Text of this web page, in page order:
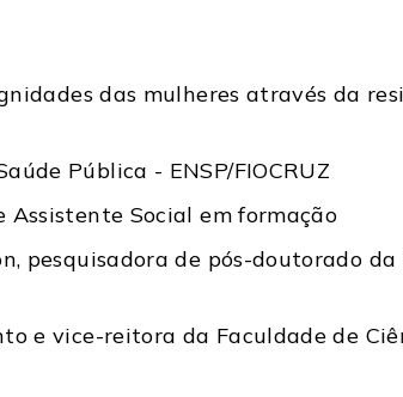
das mulheres através da
Pública - ENSP/FIOCRUZ
Assistente Social em formação
pesquisadora de pós-doutorado da
e vice-reitora da Faculdade de